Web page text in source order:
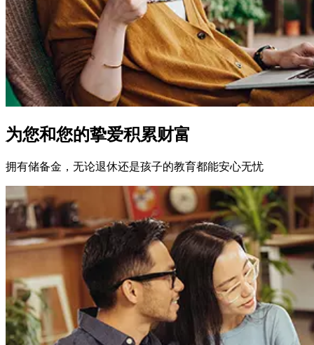
为您和您的挚爱积累财富
拥有储备金，无论退休还是孩子的教育都能安心无忧